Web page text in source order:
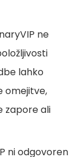
ne
lahko
omejitve,
zapore ali
ni odgovoren